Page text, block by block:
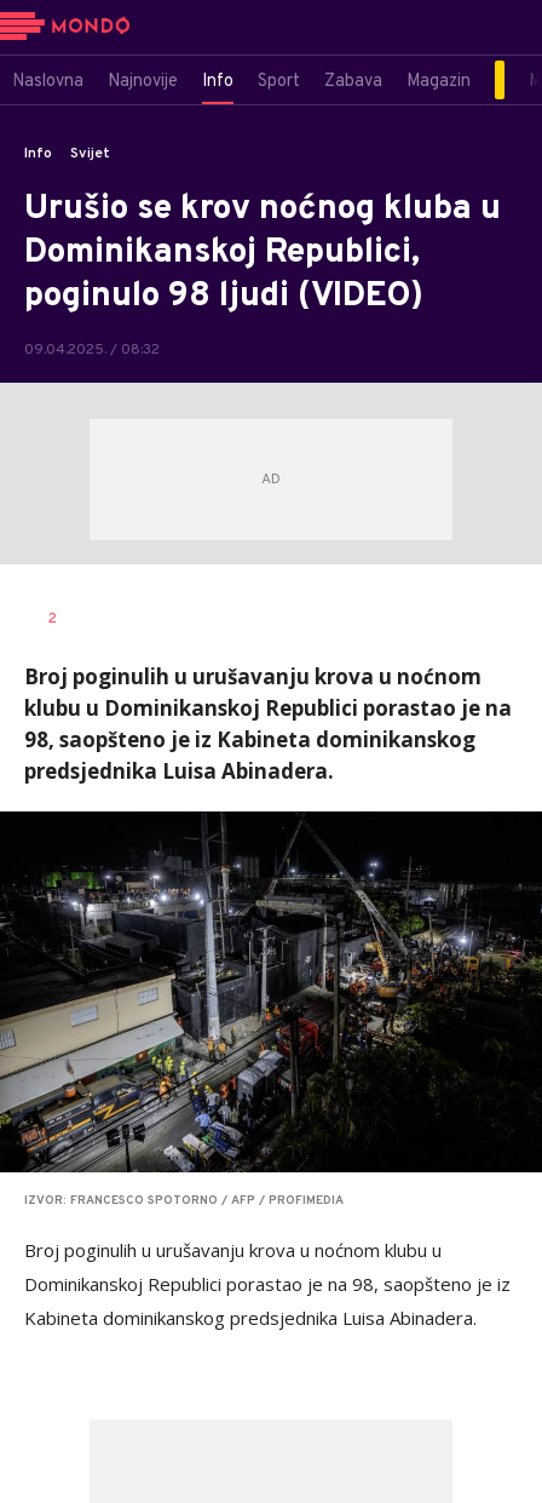
Naslovna Najnovije Info Sport Zabava Magazin
Info Svijet
Urušio se krov noćnog kluba u
Dominikanskoj Republici,
poginulo 98 ljudi (VIDEO)
09.04.2025. / 08:32
AUTOR
2
Broj poginulih u urušavanju krova u noćnom
klubu u Dominikanskoj Republici porastao je na
98, saopšteno je iz Kabineta dominikanskog
predsjednika Luisa Abinadera.
IZVOR: FRANCESCO SPOTORNO / AFP / PROFIMEDIA
Broj poginulih u urušavanju krova u noćnom klubu u
Dominikanskoj Republici porastao je na 98, saopšteno je iz
Kabineta dominikanskog predsjednika Luisa Abinadera.